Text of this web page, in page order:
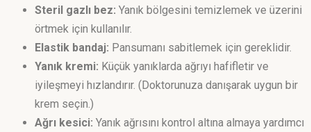
Steril gazlı bez: Yanık bölgesini temizlemek ve üzerini
örtmek için kullanılır.
Elastik bandaj: Pansumanı sabitlemek için gereklidir.
Yanık kremi: Küçük yanıklarda ağrıyı hafifletir ve
iyileşmeyi hızlandırır. (Doktorunuza danışarak uygun bir
krem seçin.)
Ağrı kesici: Yanık ağrısını kontrol altına almaya yardımcı